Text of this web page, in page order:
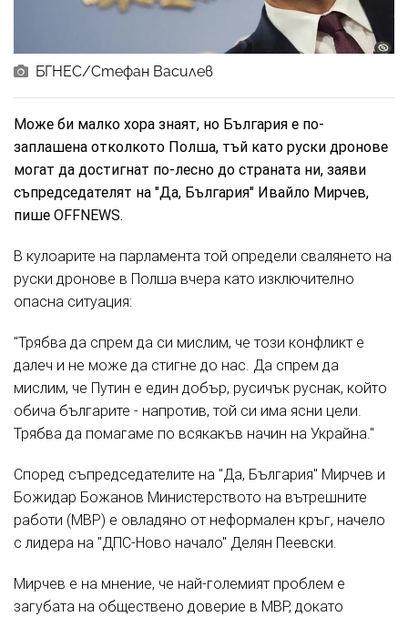
БГНЕС/Стефан Василев
Може би малко хора знаят, но България е по-
заплашена отколкото Полша, тъй като руски дронове
могат да достигнат по-лесно до страната ни, заяви
съпредседателят на "Да, България" Ивайло Мирчев,
пише OFFNEWS.
В кулоарите на парламента той определи свалянето на
руски дронове в Полша вчера като изключително
опасна ситуация:
"Трябва да спрем да си мислим, че този конфликт е
далеч и не може да стигне до нас. Да спрем да
мислим, че Путин е един добър, русичък руснак, който
обича българите - напротив, той си има ясни цели.
Трябва да помагаме по всякакъв начин на Украйна."
Според съпредседателите на "Да, България" Мирчев и
Божидар Божанов Министерството на вътрешните
работи (МВР) е овладяно от неформален кръг, начело
с лидера на "ДПС-Ново начало" Делян Пеевски.
Мирчев е на мнение, че най-големият проблем е
загубата на обществено доверие в МВР, докато